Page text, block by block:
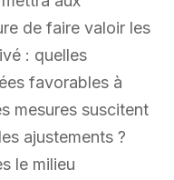
de faire valoir les
: quelles
favorables à
mesures suscitent
ajustements ?
le milieu